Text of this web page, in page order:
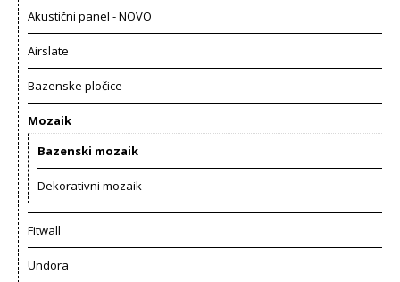
Akustični panel - NOVO
Airslate
Bazenske pločice
Mozaik
Bazenski mozaik
Dekorativni mozaik
Fitwall
Undora